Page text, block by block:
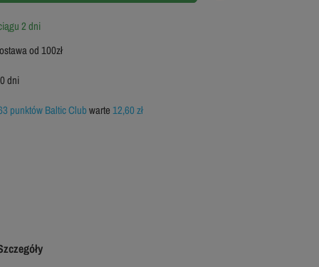
3XL
2 dni
od 100zł
dni
punktów Baltic Clubwarte12,60 zł